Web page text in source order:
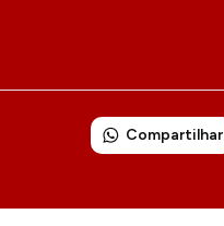
Compartilhar